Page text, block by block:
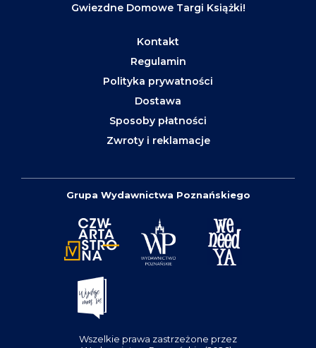
Gwiezdne Domowe Targi Książki!
Kontakt
Regulamin
Polityka prywatności
Dostawa
Sposoby płatności
Zwroty i reklamacje
Grupa Wydawnictwa Poznańskiego
Wszelkie prawa zastrzeżone przez